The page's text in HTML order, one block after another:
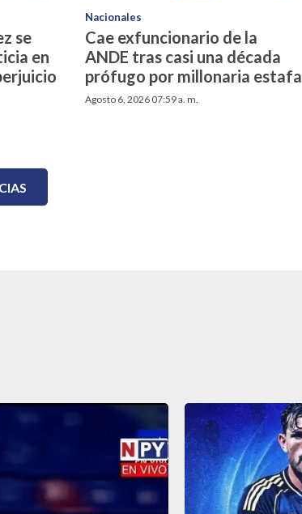
se
en
Nacionales
Cae exfuncionario de la
ANDE tras casi una década
prófugo por millonaria estafa
Agosto 6, 2026 07:59 a. m.